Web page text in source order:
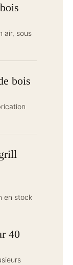
air, sous
bois
en stock
40